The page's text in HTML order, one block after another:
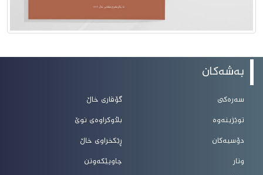
بەشەکان
سەرەکی
توێژینەوە
دۆسیەکان
وتار
گۆڤاری خاڵ
بڵاوکراوەی نوێ
ڕێکخراوی خاڵ
چاوپێکەوتن